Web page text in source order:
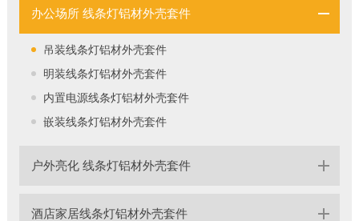
办公场所 线条灯铝材外壳套件
吊装线条灯铝材外壳套件
明装线条灯铝材外壳套件
内置电源线条灯铝材外壳套件
嵌装线条灯铝材外壳套件
户外亮化 线条灯铝材外壳套件
酒店家居线条灯铝材外壳套件